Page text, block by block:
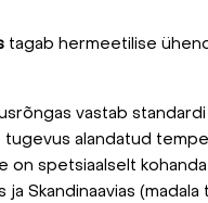
tagab hermeetilise
vastab standardi
tugevus alandatud
on spetsiaalselt
Skandinaavias